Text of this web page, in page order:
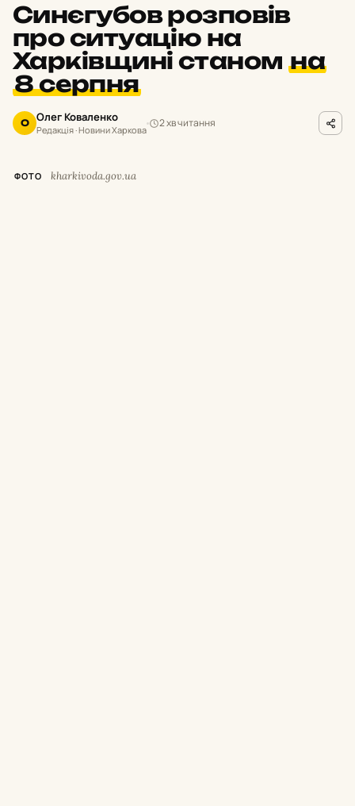
Синєгубов розповів
про ситуацію на
Харківщині станом на
8 серпня
О Олег Коваленко
Редакція · Новини Харкова
2 хв читання
ФОТО kharkivoda.gov.ua